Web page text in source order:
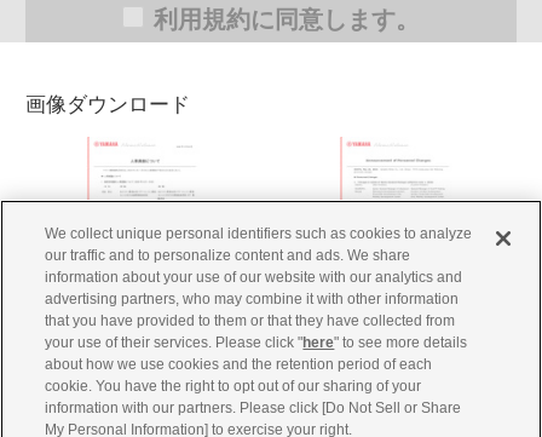
権利を許諾します。
の製品・サービス、企業・事業活動の紹介目的だけ
前2項の規定に関わらず、報道関係者はヤマハ発動機
及びヤマハ発動機製品に対する、誤解、混乱を生ぜ
用・編集を行ってはなりません。
4.
ダウンロード画像への直接のリンクを行ってはなり
ません。
5.
弊社は、報道関係者が本利用規約に反する画像の利
用を行ったことにより、損害を被った場合、その損
害の賠償を請求することができます。また、損害の
発生の有無に関わらず、利用規約に反する利用を直
利用規約に同意します。
画像ダウンロード
We collect unique personal identifiers such as cookies to analyze
our traffic and to personalize content and ads. We share
information about your use of our website with our analytics and
advertising partners, who may combine it with other information
that you have provided to them or that they have collected from
your use of their services. Please click "here" to see more details
about how we use cookies and the retention period of each
cookie. You have the right to opt out of our sharing of your
information with our partners. Please click [Do Not Sell or Share
My Personal Information] to exercise your right.